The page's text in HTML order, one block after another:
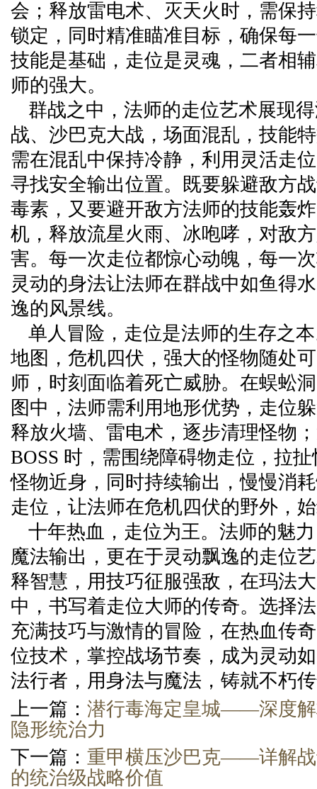
会；释放雷电术、灭天火时，需保
锁定，同时精准瞄准目标，确保每
技能是基础，走位是灵魂，二者相
师的强大。
群战之中，法师的走位艺术展现
战、沙巴克大战，场面混乱，技能
需在混乱中保持冷静，利用灵活走
寻找安全输出位置。既要躲避敌方
毒素，又要避开敌方法师的技能轰
机，释放流星火雨、冰咆哮，对敌
害。每一次走位都惊心动魄，每一
灵动的身法让法师在群战中如鱼得
逸的风景线。
单人冒险，走位是法师的生存之
地图，危机四伏，强大的怪物随处
师，时刻面临着死亡威胁。在蜈蚣
图中，法师需利用地形优势，走位
释放火墙、雷电术，逐步清理怪物
BOSS 时，需围绕障碍物走位，拉
怪物近身，同时持续输出，慢慢消
走位，让法师在危机四伏的野外，
十年热血，走位为王。法师的魅
魔法输出，更在于灵动飘逸的走位
释智慧，用技巧征服强敌，在玛法
中，书写着走位大师的传奇。选择
充满技巧与激情的冒险，在热血传
位技术，掌控战场节奏，成为灵动
法行者，用身法与魔法，铸就不朽
上一篇： 潜行毒海定皇城——深度解
隐形统治力
下一篇： 重甲横压沙巴克——详解战
的统治级战略价值